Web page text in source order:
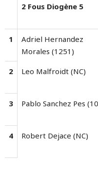
2 Fous Diogène 5
1
Adriel Hernandez
Morales (1251)
2 Leo Malfroidt (NC)
3 Pablo Sanchez Pes
4 Robert Dejace (NC)